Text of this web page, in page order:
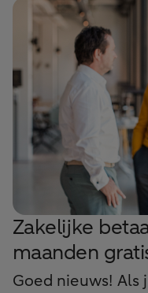
Zakelijke
maanden
Goed nieuws! Als